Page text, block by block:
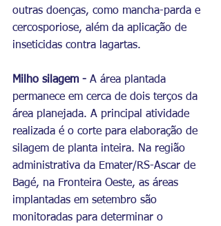
outras doenças, como mancha-parda e
cercosporiose, além da aplicação de
inseticidas contra lagartas.
Milho silagem - A área plantada
permanece em cerca de dois terços da
área planejada. A principal atividade
realizada é o corte para elaboração de
silagem de planta inteira. Na região
administrativa da Emater/RS-Ascar de
Bagé, na Fronteira Oeste, as áreas
implantadas em setembro são
monitoradas para determinar o